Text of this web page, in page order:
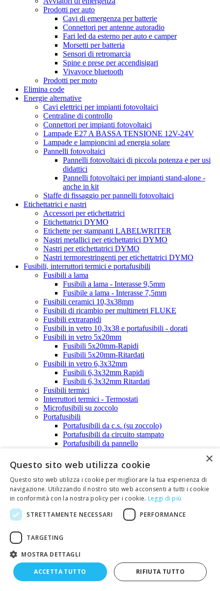
Prodotti per auto
Cavi di emergenza per batterie
Connettori per antenne autoradio
Fari led da esterno per auto e camper
Morsetti per batteria
Sensori di retromarcia
Spine e prese per accendisigari
Vivavoce bluetooth
Prodotti per moto
Elimina code
Energie alternative
Cavi elettrici per impianti fotovoltaici
Centraline di controllo
Connettori per impianti fotovoltaici
Lampade E27 A BASSA TENSIONE 12V-24V
Lampade e lampioncini ad energia solare
Pannelli fotovoltaici
Pannelli fotovoltaici di piccola potenza e per usi
didattici
Pannelli fotovoltaici per impianti stand-alone -
anche in kit
Staffe di fissaggio per pannelli fotovoltaici
Etichettatrici e nastri
Accessori per etichettatrici
Etichettatrici DYMO
Etichette per stampanti LABELWRITER
Nastri metallici per etichettatrici DYMO
Nastri per etichettatrici DYMO
Nastri termorestringenti per etichettatrici DYMO
Fusibili, interruttori termici e portafusibili
Fusibili a lama
Fusibili a lama - Interasse 9,5mm
Fusibile a lama - Interasse 7,5mm
Fusibili ceramici 10,3x38mm
Fusibili di ricambio per multimetri FLUKE
Fusibili extrarapidi
Fusibili in vetro 10,3x38 e portafusibili - dorati
Fusibili in vetro 5x20mm
Fusibili 5x20mm-Rapidi
Fusibili 5x20mm-Ritardati
Fusibili in vetro 6,3x32mm
Fusibili 6,3x32mm Rapidi
Fusibili 6,3x32mm Ritardati
Fusibili termici
Interruttori termici - Termostati
Microfusibili su zoccolo
Portafusibili
Portafusibili da c.s. (su zoccolo)
Portafusibili da circuito stampato
Portafusibili da pannello
Guaine per cavi di formazione-Termorestringenti-Cablaggio-
Canaline Passacavo
Canaline Passacavo
Cordino millecapi
Fascette
Ferrule - Solder sleeves
Termorestringente con collante MWTM
Termorestringente Raychem RNF100
×
Questo sito web utilizza cookie
Questo sito web utilizza i cookie per migliorare la tua esperienza di
navigazione. Utilizzando il nostro sito web acconsenti a tutti i cookie
in conformità con la nostra policy per i cookie. Leggi di più
STRETTAMENTE NECESSARI
PERFORMANCE
TARGETING
MOSTRA DETTAGLI
ACCETTA TUTTO RIFIUTA TUTTO